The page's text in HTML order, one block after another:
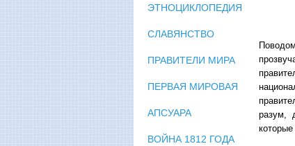
разум,
ЭТНОЦИКЛОПЕДИЯ
СЛАВЯНСТВО
ПРАВИТЕЛИ МИРА
ПЕРВАЯ МИРОВАЯ
АПСУАРА
ВОЙНА 1812 ГОДА